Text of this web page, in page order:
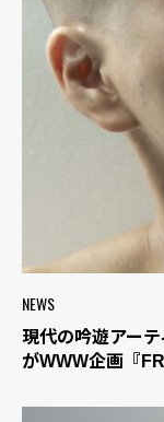
NEWS
現代の吟遊アー
がWWW企画『